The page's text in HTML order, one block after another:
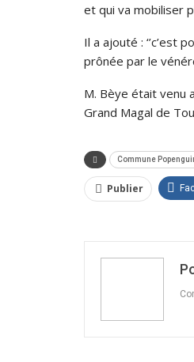
et qui va mobiliser
Il a ajouté : ‘’c’est
prônée par le
M. Bèye était venu
Grand Magal de
Commune
Publier